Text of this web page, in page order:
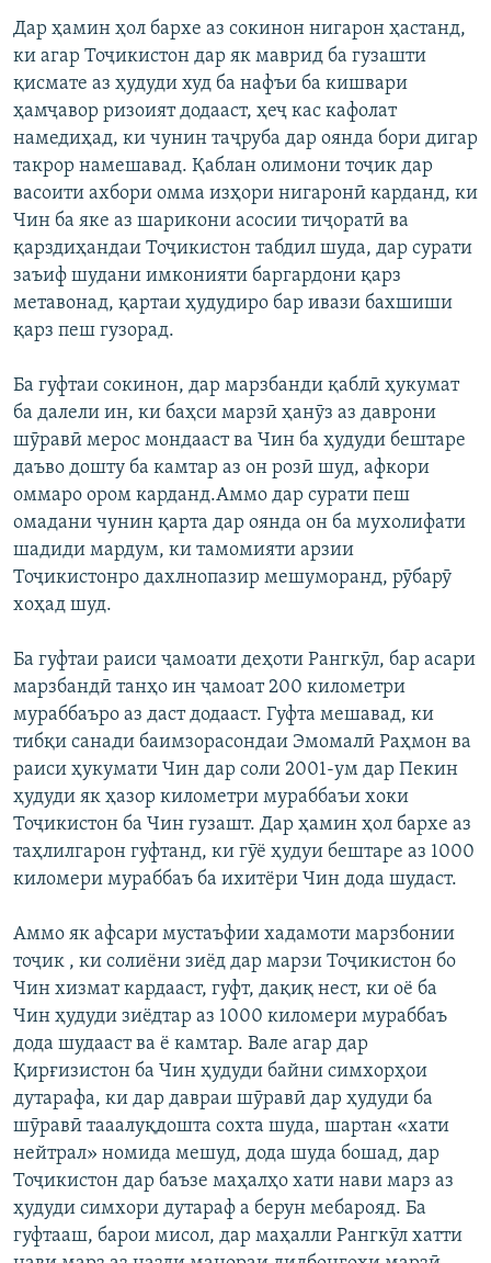
Дар ҳамин ҳол бархе аз сокинон нигарон ҳастанд,
ки агар Тоҷикистон дар як маврид ба гузашти
қисмате аз ҳудуди худ ба нафъи ба кишвари
ҳамҷавор ризоият додааст, ҳеҷ кас кафолат
намедиҳад, ки чунин таҷруба дар оянда бори дигар
такрор намешавад. Қаблан олимони тоҷик дар
васоити ахбори омма изҳори нигаронӣ карданд, ки
Чин ба яке аз шарикони асосии тиҷоратӣ ва
қарздиҳандаи Тоҷикистон табдил шуда, дар сурати
заъиф шудани имконияти баргардони қарз
метавонад, қартаи ҳудудиро бар ивази бахшиши
қарз пеш гузорад.
Ба гуфтаи сокинон, дар марзбанди қаблӣ ҳукумат
ба далели ин, ки баҳси марзӣ ҳанӯз аз даврони
шӯравӣ мерос мондааст ва Чин ба ҳудуди бештаре
даъво дошту ба камтар аз он розӣ шуд, афкори
оммаро ором карданд.Аммо дар сурати пеш
омадани чунин қарта дар оянда он ба мухолифати
шадиди мардум, ки тамомияти арзии
Тоҷикистонро дахлнопазир мешуморанд, рӯбарӯ
хоҳад шуд.
Ба гуфтаи раиси ҷамоати деҳоти Рангкӯл, бар асари
марзбандӣ танҳо ин ҷамоат 200 километри
мураббаъро аз даст додааст. Гуфта мешавад, ки
тибқи санади баимзорасондаи Эмомалӣ Раҳмон ва
раиси ҳукумати Чин дар соли 2001-ум дар Пекин
ҳудуди як ҳазор километри мураббаъи хоки
Тоҷикистон ба Чин гузашт. Дар ҳамин ҳол бархе аз
таҳлилгарон гуфтанд, ки гӯё ҳудуи бештаре аз 1000
киломери мураббаъ ба ихитёри Чин дода шудаст.
Аммо як афсари мустаъфии хадамоти марзбонии
тоҷик , ки солиёни зиёд дар марзи Тоҷикистон бо
Чин хизмат кардааст, гуфт, дақиқ нест, ки оё ба
Чин ҳудуди зиёдтар аз 1000 киломери мураббаъ
дода шудааст ва ё камтар. Вале агар дар
Қирғизистон ба Чин ҳудуди байни симхорҳои
дутарафа, ки дар давраи шӯравӣ дар ҳудуди ба
шӯравӣ тааалуқдошта сохта шуда, шартан «хати
нейтрал» номида мешуд, дода шуда бошад, дар
Тоҷикистон дар баъзе маҳалҳо хати нави марз аз
ҳудуди симхори дутараф а берун мебарояд. Ба
гуфтааш, барои мисол, дар маҳалли Рангкӯл хатти